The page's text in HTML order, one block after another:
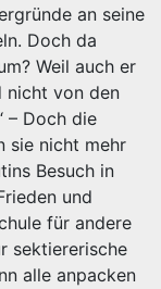
an seine
Doch da
Weil auch er
nicht von den
– Doch die
sie nicht mehr
Besuch in
und
für andere
sektiererische
alle anpacken